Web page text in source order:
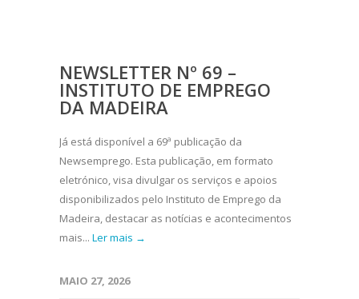
NEWSLETTER Nº 69 –
INSTITUTO DE EMPREGO
DA MADEIRA
Já está disponível a 69ª publicação da
Newsemprego. Esta publicação, em formato
eletrónico, visa divulgar os serviços e apoios
disponibilizados pelo Instituto de Emprego da
Madeira, destacar as notícias e acontecimentos
mais... Ler mais →
MAIO 27, 2026